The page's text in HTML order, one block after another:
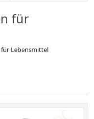
für
Lebensmittel